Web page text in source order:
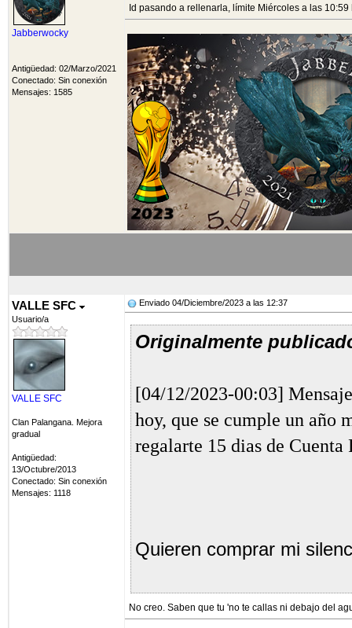
Jabberwocky
Antigüedad: 02/Marzo/2021
Conectado: Sin conexión
Mensajes: 1585
Id pasando a rellenarla, límite Miércoles a las
VALLE SFC
Usuario/a
VALLE SFC
Clan Palangana. Mejora
gradual
Antigüedad:
13/Octubre/2013
Conectado: Sin conexión
Mensajes: 1118
Enviado 04/Diciembre/2023 a las 12:37
Originalmente
[04/12/2023-00:03]
hoy, que se cumple un año
regalarte 15 dias de
Quieren comprar mi
No creo. Saben que tu 'no te callas ni debajo del